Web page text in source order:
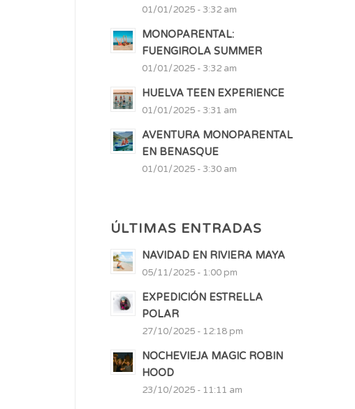
01/01/2025 - 3:32 am
MONOPARENTAL:
FUENGIROLA SUMMER
01/01/2025 - 3:32 am
HUELVA TEEN EXPERIENCE
01/01/2025 - 3:31 am
AVENTURA MONOPARENTAL
EN BENASQUE
01/01/2025 - 3:30 am
ÚLTIMAS ENTRADAS
NAVIDAD EN RIVIERA MAYA
05/11/2025 - 1:00 pm
EXPEDICIÓN ESTRELLA
POLAR
27/10/2025 - 12:18 pm
NOCHEVIEJA MAGIC ROBIN
HOOD
23/10/2025 - 11:11 am